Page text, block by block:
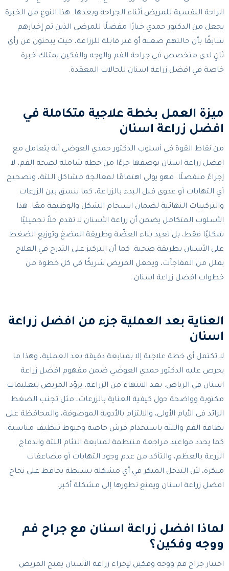
الراحة النفسية للمريض أثناء الجراحة وبعدها. هذا النوع من الخبرة
يجعل من الدكتور حمدي خيارًا مفضلًا للمرضى الذين تم إخبارهم
سابقًا بأن حالتهم صعبة أو غير قابلة للزراعة، حيث يبحثون عن رأي
ثانٍ لدى متخصص في جراحة الفم والوجه والفكين يمتلك خبرة
خاصة في افضل زراعة اسنان للحالات المعقدة.
ميزة العمل بخطة علاجية متكاملة في
افضل زراعة اسنان
من نقاط القوة في أسلوب الدكتور حمدي العوضي أنه يتعامل مع
افضل زراعة اسنان بوصفها جزءًا من خطة شاملة لصحة الفم، لا
إجراءً منفصلًا. فهو يولي اهتمامًا لمعالجة مشاكل اللثة، وتصحيح
أي التهابات أو عدوى قبل البدء بالزراعة، كما ينسق بين الزرعات
والتركيبات النهائية لضمان انسجام الشكل والوظيفة معًا. هذا
الأسلوب المتكامل يضمن أن زراعة الأسنان لا تقدم حلاً تجميليًا
شكليًا فقط، بل تعيد بناء العضّة وطريقة المضغ وتوزيع الضغط
على الأسنان بطريقة صحية. كما أن التركيز على التدرج في العلاج
يقلل من المفاجآت، ويجعل المريض شريكًا في كل خطوة من
خطوات افضل زراعة اسنان.
العناية بعد العملية جزء من افضل زراعة
اسنان
لا تكتمل أي خطة علاجية إلا بمتابعة دقيقة بعد العملية، وهذا ما
يحرص عليه الدكتور حمدي العوضي ضمن مفهوم افضل زراعة
اسنان في الرياض. بعد الانتهاء من الزراعة، يزوّد المريض بتعليمات
مكتوبة وواضحة حول كيفية العناية بالزرعات، مثل تجنب الضغط
الزائد في الأيام الأولى، والالتزام بالأدوية الموصوفة، والمحافظة على
نظافة الفم واللثة باستخدام فرش خاصة وخيوط تنظيف مناسبة.
كما يحدد مواعيد مراجعة منتظمة لمتابعة التئام اللثة واندماج
الزرعة بالعظم، والتأكد من عدم وجود التهابات أو مضاعفات
مبكرة، لأن التدخل المبكر في أي مشكلة بسيطة يحافظ على نجاح
افضل زراعة اسنان ويمنع تطورها إلى مشكلة أكبر.
لماذا افضل زراعة اسنان مع جراح فم
ووجه وفكين؟
اختيار جراح فم ووجه وفكين لإجراء زراعة الأسنان يمنح المريض